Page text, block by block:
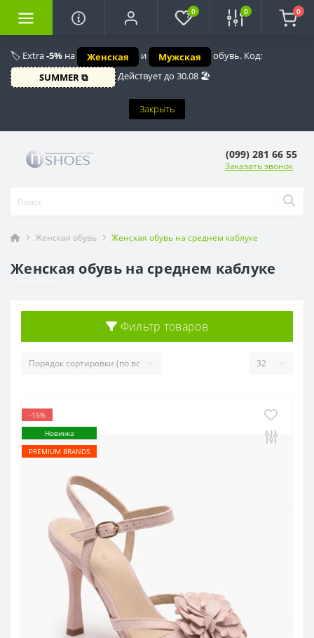
🏷️ Extra-5% на Женская и Мужская
обувь. Код:
SUMMER ⧉
Действует до 30.08 🏖️
Закрыть
0 0 0
(099) 281 66 55
Заказать звонок
Женская обувь Женская обувь на среднем каблуке
Женская обувь на среднем каблуке
Фильтр товаров
-15%
Новинка
PREMIUM BRANDS